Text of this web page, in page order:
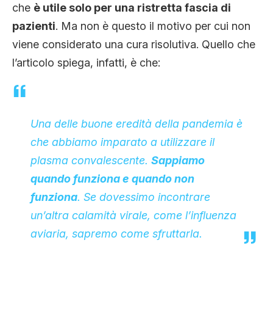
che è utile solo per una ristretta fascia di
pazienti. Ma non è questo il motivo per cui non
viene considerato una cura risolutiva. Quello che
l’articolo spiega, infatti, è che:
Una delle buone eredità della pandemia è
che abbiamo imparato a utilizzare il
plasma convalescente. Sappiamo
quando funziona e quando non
funziona. Se dovessimo incontrare
un’altra calamità virale, come l’influenza
aviaria, sapremo come sfruttarla.